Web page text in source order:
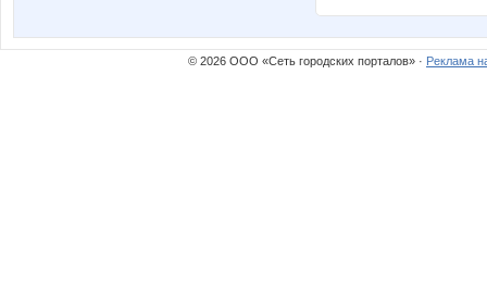
© 2026 ООО «Сеть городских порталов» · Реклама